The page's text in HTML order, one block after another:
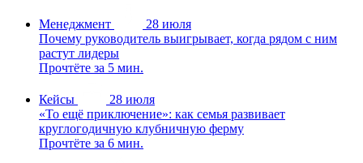
Менеджмент
28 июля
Почему руководитель выигрывает, когда рядом с ним
растут лидеры
Прочтёте за 5 мин.
Кейсы
28 июля
«То ещё приключение»: как семья развивает
круглогодичную клубничную ферму
Прочтёте за 6 мин.